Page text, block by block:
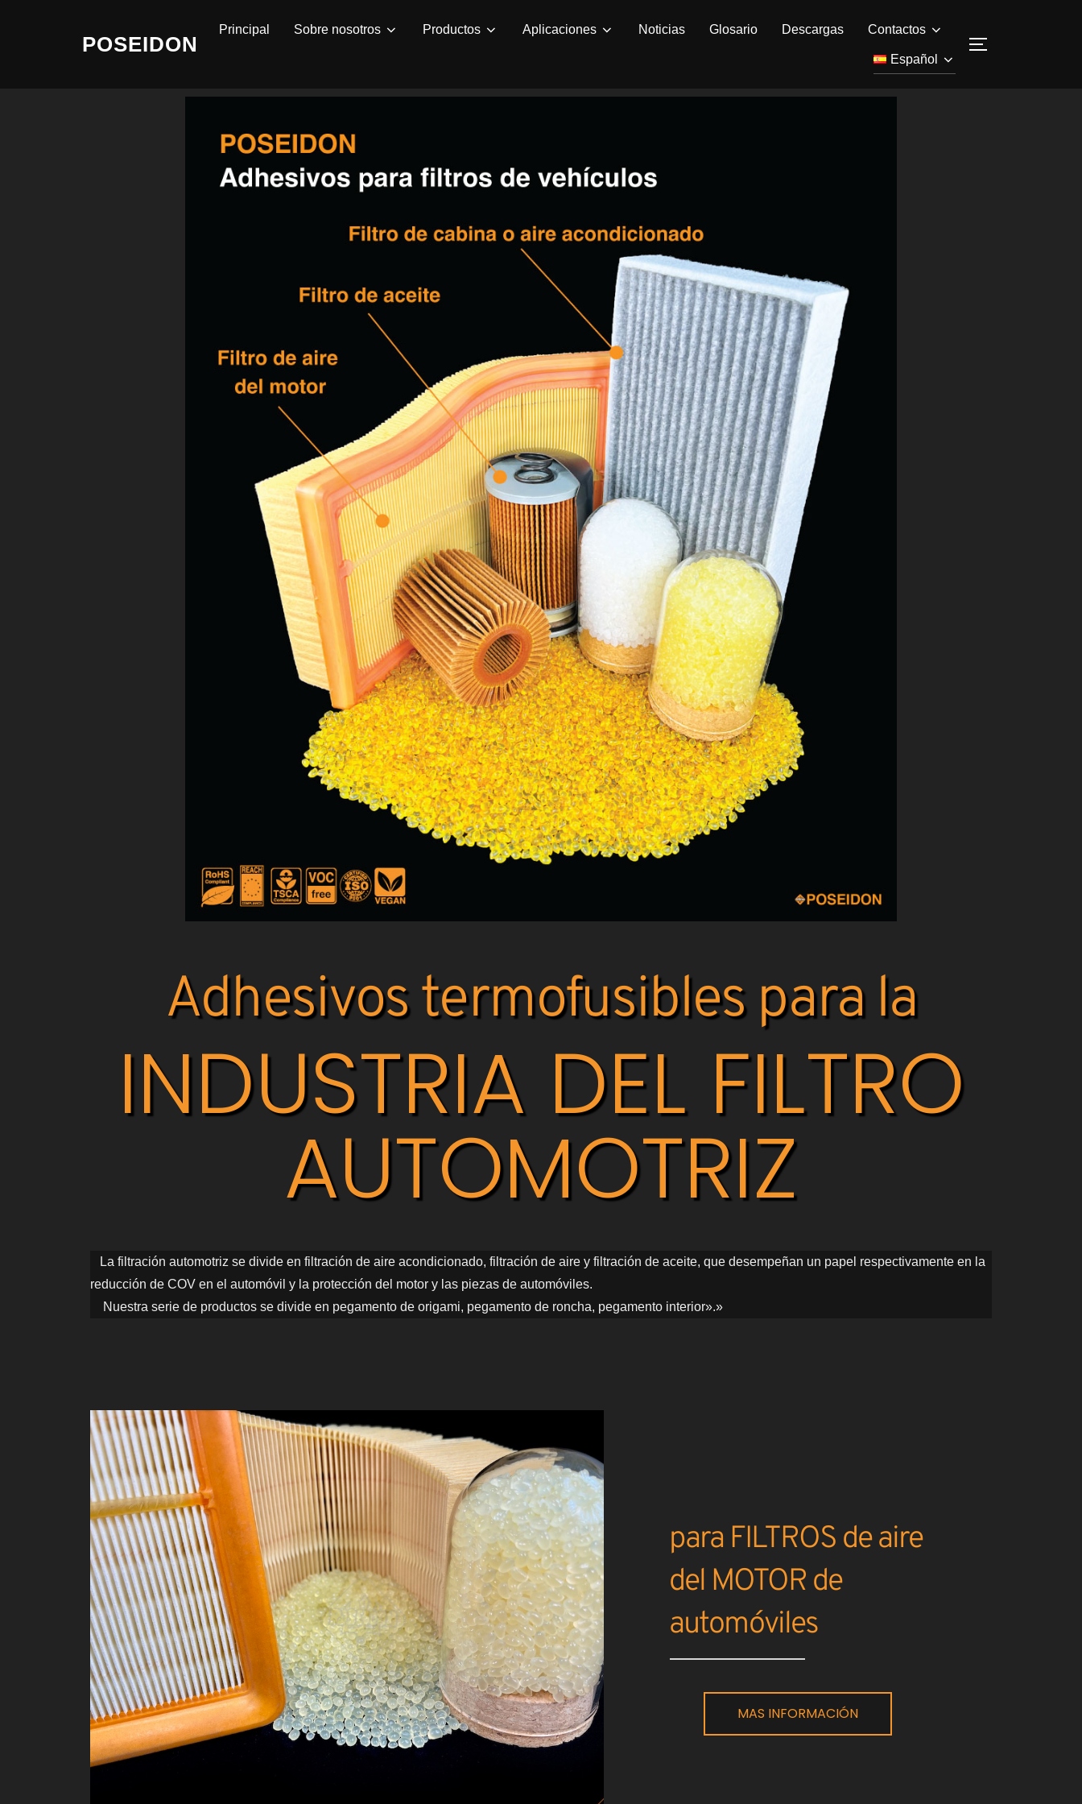
POSEIDON
Principal Sobre nosotros Productos Aplicaciones Noticias Glosario Descargas Contactos
Español
Adhesivos termofusibles para la
INDUSTRIA DEL FILTRO
AUTOMOTRIZ
La filtración automotriz se divide en filtración de aire acondicionado, filtración de aire y filtración de aceite, que desempeñan un papel respectivamente en la
reducción de COV en el automóvil y la protección del motor y las piezas de automóviles.
Nuestra serie de productos se divide en pegamento de origami, pegamento de roncha, pegamento interior».»
para FILTROS de aire
del MOTOR de
automóviles
MAS INFORMACIÓN